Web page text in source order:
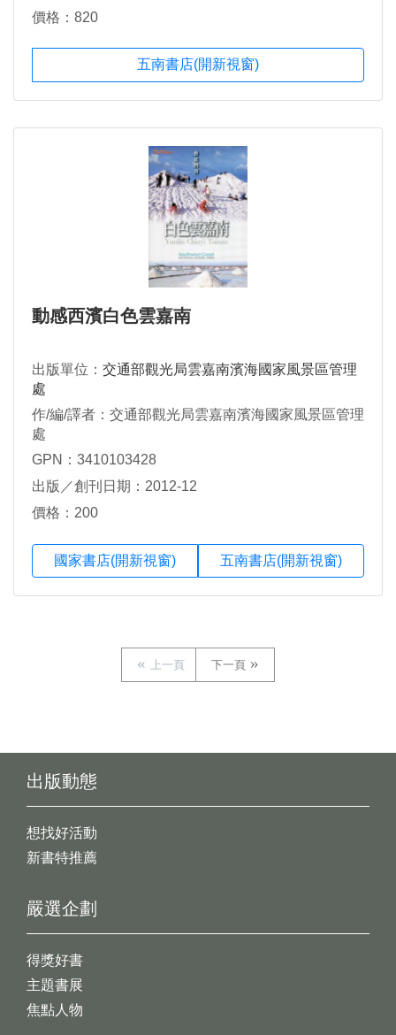
價格：820
五南書店(開新視窗)
動感西濱白色雲嘉南
出版單位： 交通部觀光局雲嘉南濱海國家風景區管理
處
作/編/譯者：交通部觀光局雲嘉南濱海國家風景區管理
處
GPN：3410103428
出版／創刊日期：2012-12
價格：200
國家書店(開新視窗) 五南書店(開新視窗)
上一頁 下一頁
出版動態
想找好活動
新書特推薦
嚴選企劃
得獎好書
主題書展
焦點人物